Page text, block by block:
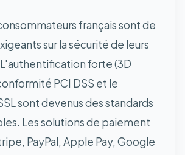
français sont de
sur la sécurité de leurs
forte (3D
PCI DSS et le
sont devenus des standards
Les solutions de paiement
PayPal, Apple Pay, Google